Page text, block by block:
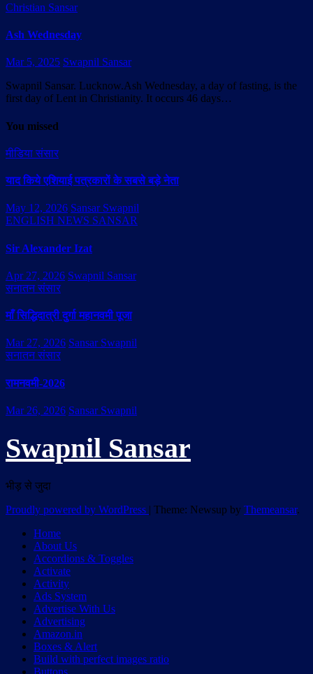
Christian Sansar
Ash Wednesday
Mar 5, 2025 Swapnil Sansar
Swapnil Sansar. Lucknow.Ash Wednesday, a day of fasting, is the
first day of Lent in Christianity. It occurs 46 days…
You missed
मीडिया संसार
याद किये एशियाई पत्रकारों के सबसे बड़े नेता
May 12, 2026 Sansar Swapnil
ENGLISH NEWS SANSAR
Sir Alexander Izat
Apr 27, 2026 Swapnil Sansar
सनातन संसार
माँ सिद्धिदात्री दुर्गा महानवमी पूजा
Mar 27, 2026 Sansar Swapnil
सनातन संसार
रामनवमी-2026
Mar 26, 2026 Sansar Swapnil
Swapnil Sansar
भीड़ से जुदा
Proudly powered by WordPress | Theme: Newsup by Themeansar.
Home
About Us
Accordions & Toggles
Activate
Activity
Ads System
Advertise With Us
Advertising
Amazon.in
Boxes & Alert
Build with perfect images ratio
Buttons